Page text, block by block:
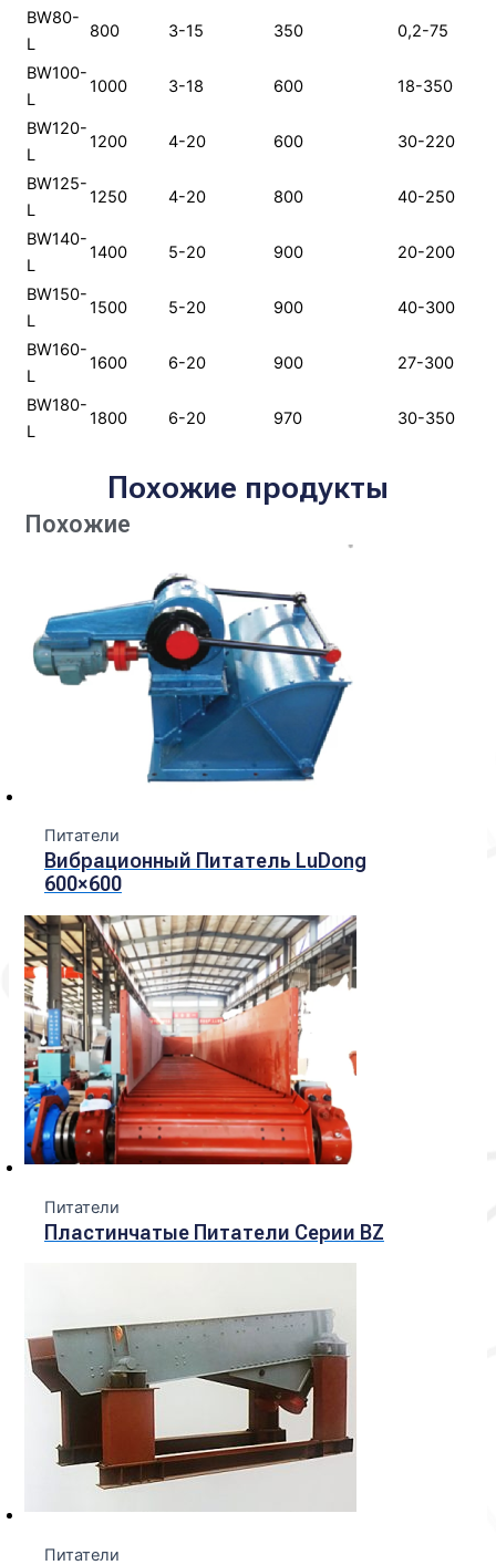
BW80-
L
800 3-15 350 0,2-75
BW100-
L
1000 3-18 600 18-350
BW120-
L
1200 4-20 600 30-220
BW125-
L
1250 4-20 800 40-250
BW140-
L
1400 5-20 900 20-200
BW150-
L
1500 5-20 900 40-300
BW160-
L
1600 6-20 900 27-300
BW180-
L
1800 6-20 970 30-350
Похожие продукты
Похожие
Питатели
Вибрационный Питатель LuDong
600×600
Питатели
Пластинчатые Питатели Серии BZ
Питатели